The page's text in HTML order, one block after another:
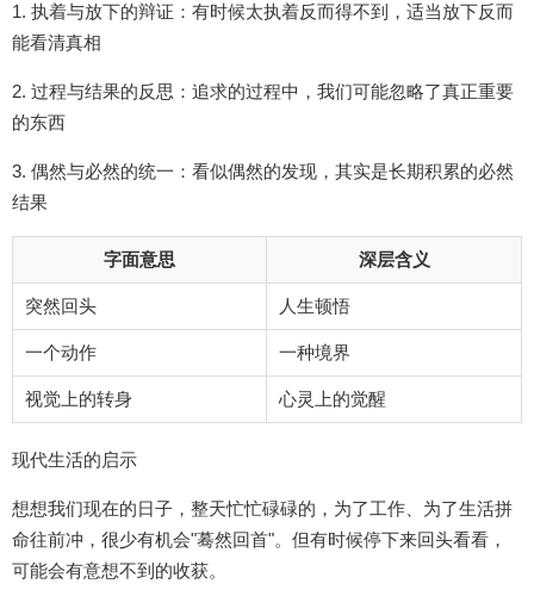
1. 执着与放下的辩证：有时候太执着反而得不到，适当放下反而
能看清真相
2. 过程与结果的反思：追求的过程中，我们可能忽略了真正重要
的东西
3. 偶然与必然的统一：看似偶然的发现，其实是长期积累的必然
结果
字面意思 深层含义
突然回头 人生顿悟
一个动作 一种境界
视觉上的转身 心灵上的觉醒
现代生活的启示
想想我们现在的日子，整天忙忙碌碌的，为了工作、为了生活拼
命往前冲，很少有机会"蓦然回首"。但有时候停下来回头看看，
可能会有意想不到的收获。